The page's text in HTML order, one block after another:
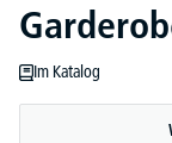
Im Katalog